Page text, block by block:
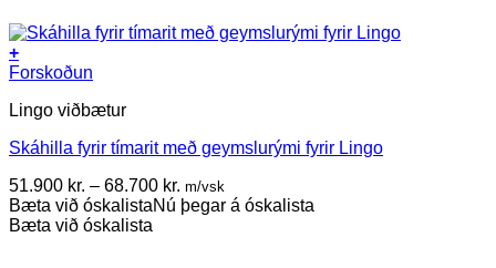
+
This
has
variants.
options
may
be
Forskoðun
Lingo viðbætur
Skáhilla fyrir tímarit með geymslurými fyrir Lingo
51.900 kr. – 68.700 kr. Price
range:
m/vsk
Bæta við óskalistaNú þegar á óskalista
Bæta við óskalista